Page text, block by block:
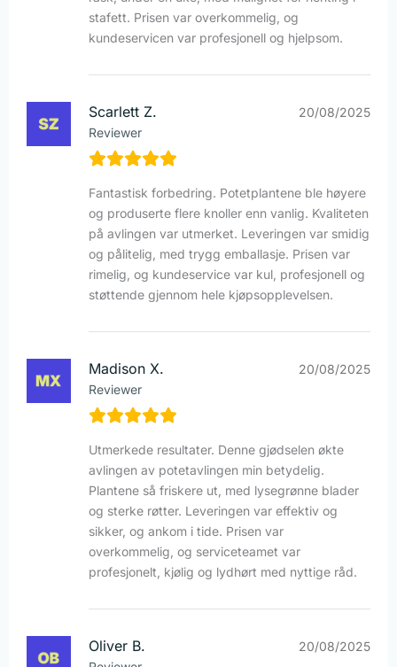
stafett. Prisen var overkommelig, og
kundeservicen var profesjonell og hjelpsom.
Scarlett Z.
Reviewer
20/08/2025
Fantastisk forbedring. Potetplantene ble høyere
og produserte flere knoller enn vanlig. Kvaliteten
på avlingen var utmerket. Leveringen var smidig
og pålitelig, med trygg emballasje. Prisen var
rimelig, og kundeservice var kul, profesjonell og
støttende gjennom hele kjøpsopplevelsen.
Madison X.
Reviewer
20/08/2025
Utmerkede resultater. Denne gjødselen økte
avlingen av potetavlingen min betydelig.
Plantene så friskere ut, med lysegrønne blader
og sterke røtter. Leveringen var effektiv og
sikker, og ankom i tide. Prisen var
overkommelig, og serviceteamet var
profesjonelt, kjølig og lydhørt med nyttige råd.
Oliver B. 20/08/2025